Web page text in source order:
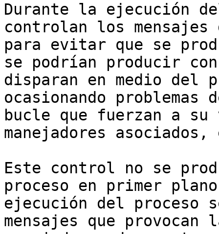
Durante la ejecución
controlan los
para evitar que se
se podrían producir
disparan en medio del
ocasionando problemas
bucle que fuerzan a
manejadores
Este control no se
proceso en primer
ejecución del proceso
mensajes que